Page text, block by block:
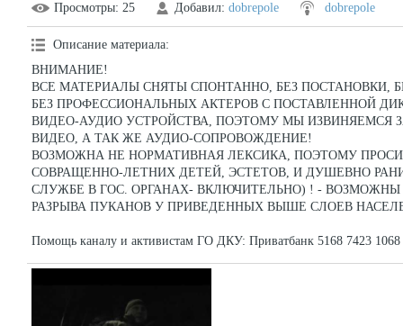
Просмотры: 25 Добавил: dobrepole dobrepole
Описание материала:
ВНИМАНИЕ!
ВСЕ МАТЕРИАЛЫ СНЯТЫ СПОНТАННО, БЕЗ ПОСТАНОВКИ,
БЕЗ ПРОФЕССИОНАЛЬНЫХ АКТЕРОВ С ПОСТАВЛЕННОЙ
ВИДЕО-АУДИО УСТРОЙСТВА, ПОЭТОМУ МЫ ИЗВИНЯЕМСЯ
ВИДЕО, А ТАК ЖЕ АУДИО-СОПРОВОЖДЕНИЕ!
ВОЗМОЖНА НЕ НОРМАТИВНАЯ ЛЕКСИКА, ПОЭТОМУ
СОВРАЩЕННО-ЛЕТНИХ ДЕТЕЙ, ЭСТЕТОВ, И ДУШЕВНО
СЛУЖБЕ В ГОС. ОРГАНАХ- ВКЛЮЧИТЕЛЬНО) ! -
РАЗРЫВА ПУКАНОВ У ПРИВЕДЕННЫХ ВЫШЕ СЛОЕВ
Помощь каналу и активистам ГО ДКУ: Приватбанк 5168 7423 1068